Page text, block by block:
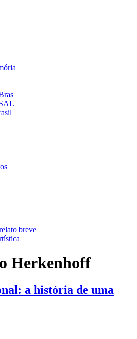
breve
Herkenhoff
a história de uma